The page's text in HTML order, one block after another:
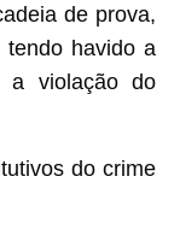
de prova,
tendo havido a
a violação do
do crime